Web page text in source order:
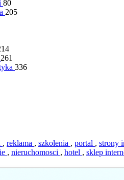
80
205
261
336
, reklama , szkolenia , portal , strony
, nieruchomosci , hotel , sklep